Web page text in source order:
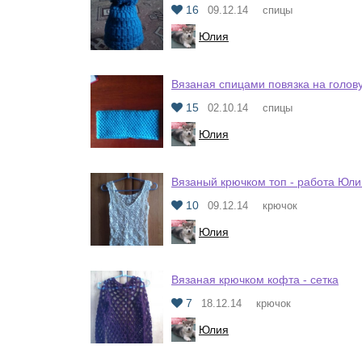
16 09.12.14 спицы
Юлия
Вязаная спицами повязка на
15
02.10.14 спицы
Юлия
Вязаный крючком топ - работа
10
09.12.14 крючок
Юлия
Вязаная крючком кофта - сетка
7
18.12.14 крючок
Юлия